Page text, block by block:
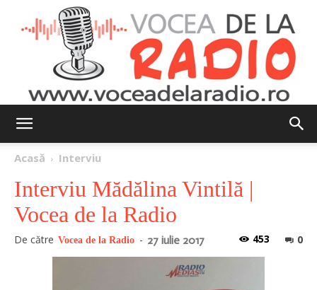
de
Acasă Interviu
Interviu Mădălina Vintilă |
Vocea de la Radio
De către Vocea de la Radio - 27 iulie 2017 0
453